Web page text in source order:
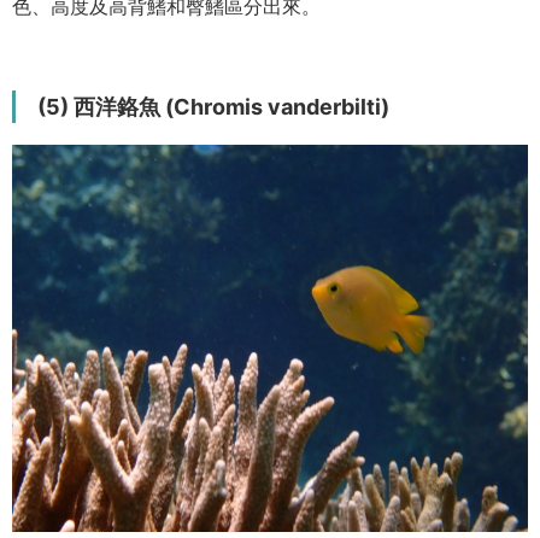
色、高度及高背鰭和臀鰭區分出來。
(5) 西洋鉻魚 (Chromis vanderbilti)